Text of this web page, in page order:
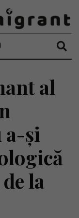
al
a-și
la